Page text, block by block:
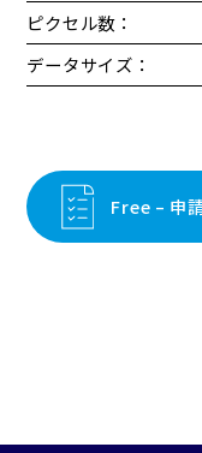
ピクセル数：
データサイズ：
Free – 申